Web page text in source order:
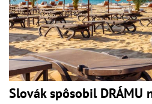
Slovák spôsobil DRÁMU